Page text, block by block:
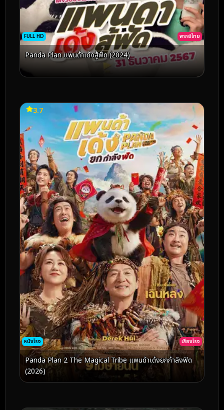
FULL HD พากย์ไทย
Panda Plan แพนด้าเด้งสู้ฟัด (2024)
หนังโรง เสียงโรง
3.7
Panda Plan 2 The Magical Tribe แพนด้าเด้งยกกำลังฟัด
(2026)